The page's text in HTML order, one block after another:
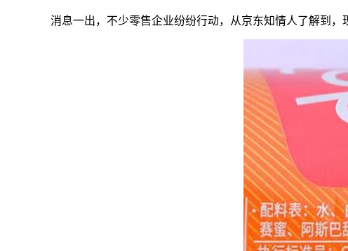
消息一出，不少零售企业纷纷行动，从京东知情人了解到，